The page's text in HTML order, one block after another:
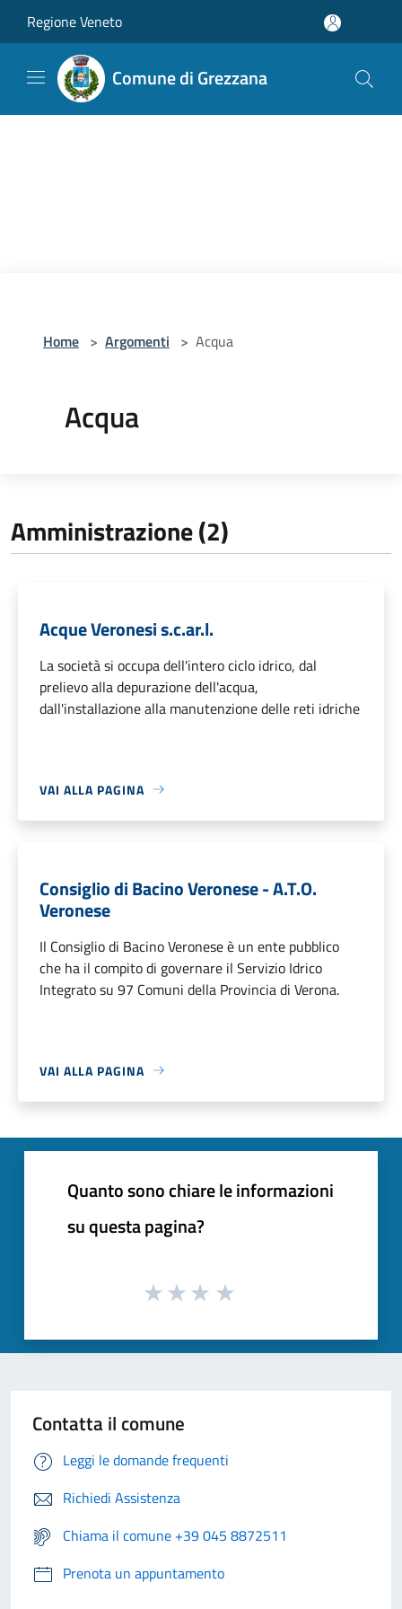
Regione Veneto
Comune di Grezzana
Home > Argomenti > Acqua
Acqua
Amministrazione (2)
Acque Veronesi s.c.ar.l.
La società si occupa dell'intero ciclo idrico, dal
prelievo alla depurazione dell'acqua,
dall'installazione alla manutenzione delle reti idriche
VAI ALLA PAGINA
Consiglio di Bacino Veronese - A.T.O.
Veronese
Il Consiglio di Bacino Veronese è un ente pubblico
che ha il compito di governare il Servizio Idrico
Integrato su 97 Comuni della Provincia di Verona.
VAI ALLA PAGINA
Quanto sono chiare le informazioni
su questa pagina?
Contatta il comune
Leggi le domande frequenti
Richiedi Assistenza
Chiama il comune +39 045 8872511
Prenota un appuntamento